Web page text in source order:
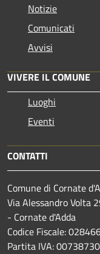
Notizie
Comunicati
Avvisi
VIVERE IL COMUNE
Luoghi
Eventi
CONTATTI
Comune di Cornate
Via Alessandro Volta
- Cornate d'Adda
Codice Fiscale:
Partita IVA: